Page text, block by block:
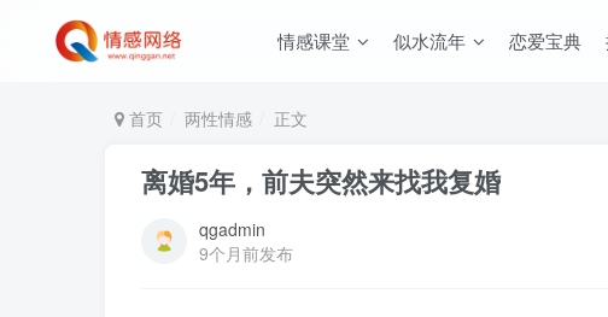
情感课堂 似水流年 恋爱宝典
首页 两性情感 正文
离婚5年，前夫突然来找我复婚
qgadmin
9个月前发布